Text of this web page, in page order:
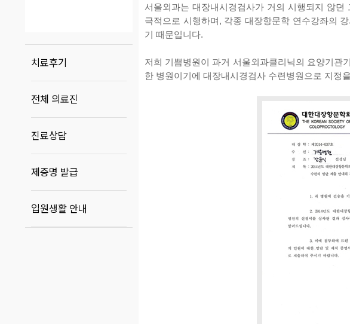
치료후기
전체 의료진
진료상담
제증명 발급
입원생활 안내
서울외과는 대장내시경검사가 거의 시행되지 않
극적으로 시행하며, 각종 대장항문학 연수강좌의
기 때문입니다.
저희 기쁨병원이 과거 서울외과클리닉의 요양기관
한 병원이기에 대장내시경검사 수련병원으로 지정